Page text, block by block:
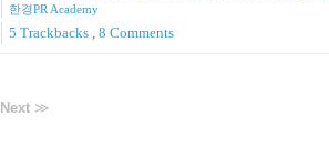
한경PR Academy
5 Trackbacks 8 Comments
Next ≫